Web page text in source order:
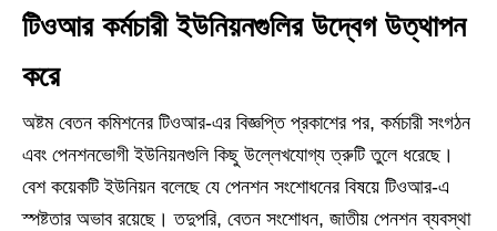
টিওআর কর্মচারী ইউনিয়নগুলির উদ্বেগ উত্থাপন
করে
অষ্টম বেতন কমিশনের টিওআর-এর বিজ্ঞপ্তি প্রকাশের পর, কর্মচারী সংগঠন
এবং পেনশনভোগী ইউনিয়নগুলি কিছু উল্লেখযোগ্য ত্রুটি তুলে ধরেছে।
বেশ কয়েকটি ইউনিয়ন বলেছে যে পেনশন সংশোধনের বিষয়ে টিওআর-এ
স্পষ্টতার অভাব রয়েছে। তদুপরি, বেতন সংশোধন, জাতীয় পেনশন ব্যবস্থা